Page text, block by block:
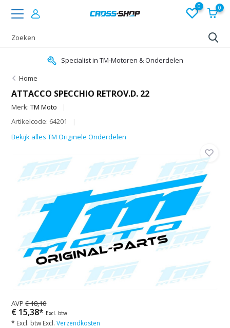
0 0
Specialist in TM-Motoren & Onderdelen
Home
ATTACCO SPECCHIO RETROV.D. 22
Merk:TM Moto
Artikelcode: 64201
Bekijk alles TM Originele Onderdelen
AVP€ 18,10
€ 15,38* Excl. btw
* Excl. btw Excl.Verzendkosten